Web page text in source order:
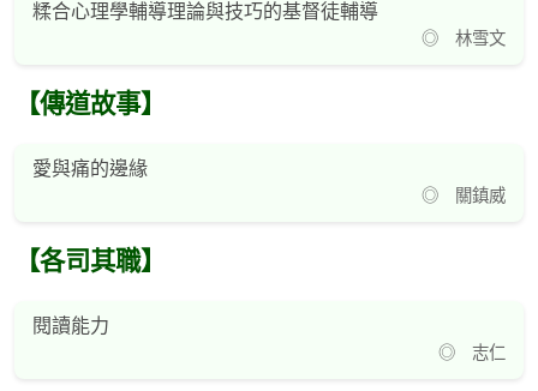
糅合心理學輔導理論與技巧的基督徒輔導
◎ 林雪文
【傳道故事】
愛與痛的邊緣
◎ 關鎮威
【各司其職】
閱讀能力
◎ 志仁